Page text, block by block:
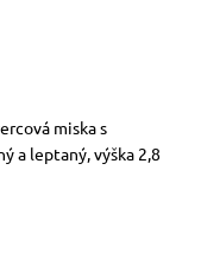
miska s
a leptaný, výška 2,8